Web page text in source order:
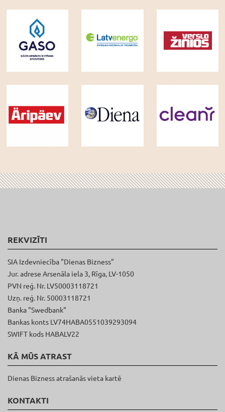
REKVIZĪTI
SIA Izdevniecība "Dienas Bizness"
Jur. adrese Arsenāla iela 3, Rīga, LV-1050
PVN reģ. Nr. LV50003118721
Uzņ. reģ. Nr. 50003118721
Banka "Swedbank"
Bankas konts LV74HABA0551039293094
SWIFT kods HABALV22
KĀ MŪS ATRAST
Dienas Bizness atrašanās vieta kartē
KONTAKTI